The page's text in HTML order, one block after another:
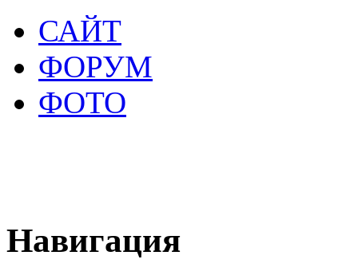
САЙТ
ФОРУМ
ФОТО
Навигация